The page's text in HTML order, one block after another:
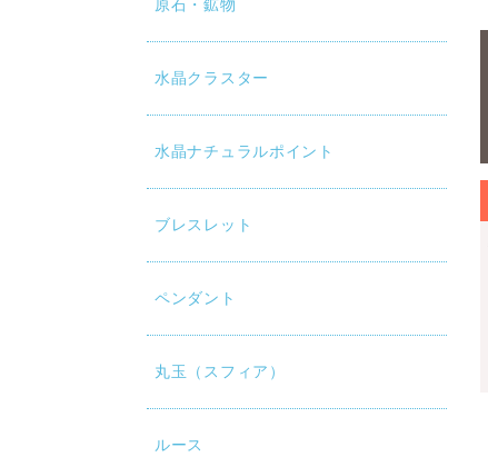
原石・鉱物
水晶クラスター
水晶ナチュラルポイント
ブレスレット
ペンダント
丸玉（スフィア）
ルース